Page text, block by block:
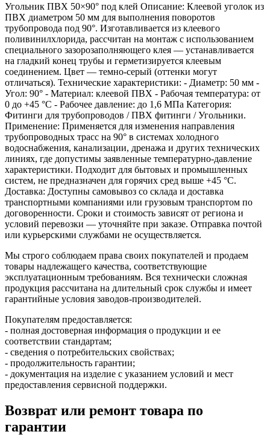
Угольник ПВХ 50×90° под клей Описание: Клеевой уголок из
ПВХ диаметром 50 мм для выполнения поворотов
трубопровода под 90°. Изготавливается из клеевого
поливинилхлорида, рассчитан на монтаж с использованием
специального зазорозаполняющего клея — устанавливается
на гладкий конец трубы и герметизируется клеевым
соединением. Цвет — темно‑серый (оттенки могут
отличаться). Технические характеристики: - Диаметр: 50 мм -
Угол: 90° - Материал: клеевой ПВХ - Рабочая температура: от
0 до +45 °C - Рабочее давление: до 1,6 МПа Категория:
Фитинги для трубопроводов / ПВХ фитинги / Угольники.
Применение: Применяется для изменения направления
трубопроводных трасс на 90° в системах холодного
водоснабжения, канализации, дренажа и других технических
линиях, где допустимы заявленные температурно‑давление
характеристики. Подходит для бытовых и промышленных
систем, не предназначен для горячих сред выше +45 °C.
Доставка: Доступны самовывоз со склада и доставка
транспортными компаниями или грузовым транспортом по
договоренности. Сроки и стоимость зависят от региона и
условий перевозки — уточняйте при заказе. Отправка почтой
или курьерскими службами не осуществляется.
Мы строго соблюдаем права своих покупателей и продаем
товары надлежащего качества, соответствующие
эксплуатационным требованиям. Вся технически сложная
продукция рассчитана на длительный срок службы и имеет
гарантийные условия заводов-производителей.
Покупателям предоставляется:
- полная достоверная информация о продукции и ее
соответствии стандартам;
- сведения о потребительских свойствах;
- продолжительность гарантии;
- документация на изделие с указанием условий и мест
предоставления сервисной поддержки.
Возврат или ремонт товара по
гарантии